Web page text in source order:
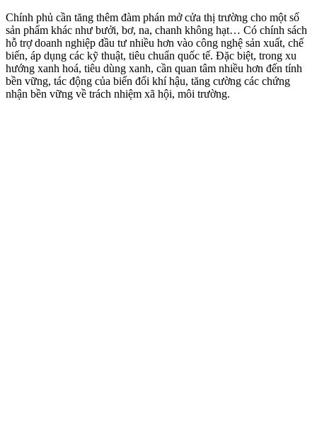
Chính phủ cần tăng thêm đàm phán mở cửa thị trường cho một số
sản phẩm khác như bưởi, bơ, na, chanh không hạt… Có chính sách
hỗ trợ doanh nghiệp đầu tư nhiều hơn vào công nghệ sản xuất, chế
biến, áp dụng các kỹ thuật, tiêu chuẩn quốc tế. Đặc biệt, trong xu
hướng xanh hoá, tiêu dùng xanh, cần quan tâm nhiều hơn đến tính
bền vững, tác động của biến đổi khí hậu, tăng cường các chứng
nhận bền vững về trách nhiệm xã hội, môi trường.